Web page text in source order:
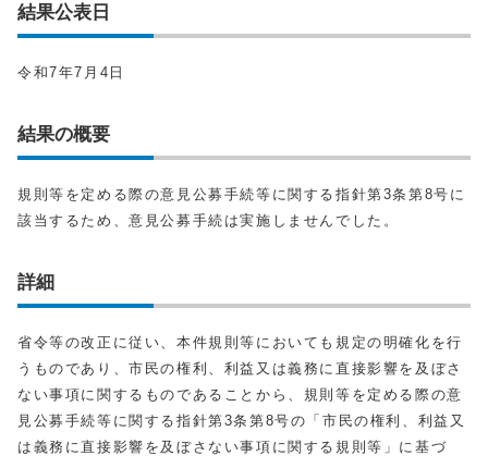
結果公表日
令和7年7月4日
結果の概要
規則等を定める際の意見公募手続等に関する指針第3条第8号に
該当するため、意見公募手続は実施しませんでした。
詳細
省令等の改正に従い、本件規則等においても規定の明確化を行
うものであり、市民の権利、利益又は義務に直接影響を及ぼさ
ない事項に関するものであることから、規則等を定める際の意
見公募手続等に関する指針第3条第8号の「市民の権利、利益又
は義務に直接影響を及ぼさない事項に関する規則等」に基づ